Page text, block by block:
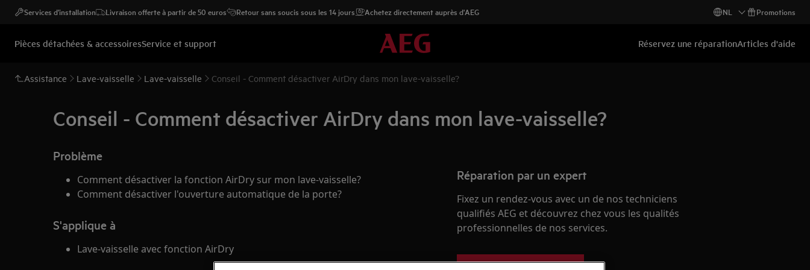
Services d'installation Livraison offerte à partir de 50 euros Retour sans soucis sous les 14 jours Achetez directement auprès d'AEG NL Promotions
Pièces détachées & accessoiresService et support Réservez une réparationArticles d'aide
Assistance Lave-vaisselle Lave-vaisselle Conseil - Comment désactiver AirDry dans mon lave-vaisselle?
Conseil - Comment désactiver AirDry dans mon lave-vaisselle?
Problème
Comment désactiver la fonction AirDry sur mon lave-vaisselle?
Comment désactiver l'ouverture automatique de la porte?
S'applique à
Lave-vaisselle avec fonction AirDry
Réparation par un expert
Fixez un rendez-vous avec un de nos techniciens
qualifiés AEG et découvrez chez vous les qualités
professionnelles de nos services.